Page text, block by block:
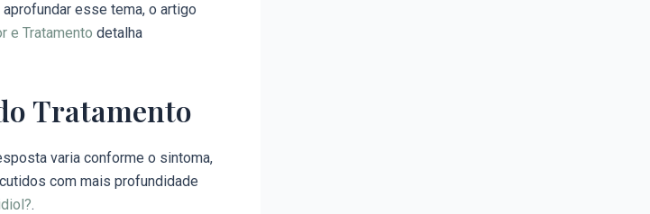
esse tema, o artigo
e Tratamento detalha
Tratamento
varia conforme o sintoma,
com mais profundidade
.